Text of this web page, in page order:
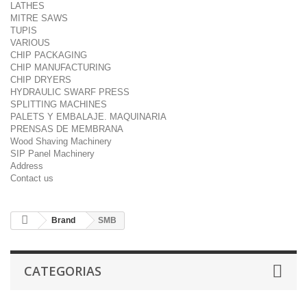
LATHES
MITRE SAWS
TUPIS
VARIOUS
CHIP PACKAGING
CHIP MANUFACTURING
CHIP DRYERS
HYDRAULIC SWARF PRESS
SPLITTING MACHINES
PALETS Y EMBALAJE. MAQUINARIA
PRENSAS DE MEMBRANA
Wood Shaving Machinery
SIP Panel Machinery
Address
Contact us
Brand SMB
CATEGORIAS